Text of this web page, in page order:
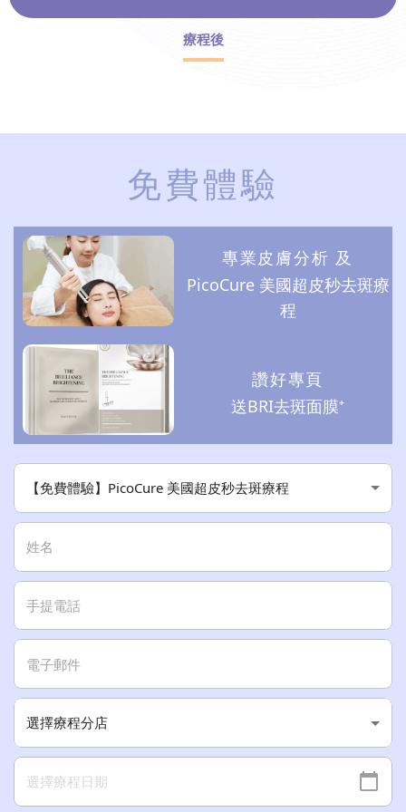
療程後
免費體驗
專業皮膚分析 及
PicoCure 美國超皮秒去斑療
程
讚好專頁
送BRI去斑面膜⁺